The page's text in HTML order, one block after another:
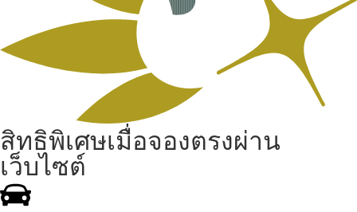
สิทธิพิเศษเมื่อจองตรงผ่าน
เว็บไซต์